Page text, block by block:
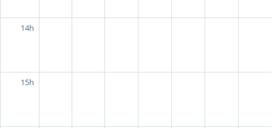
14h
15h